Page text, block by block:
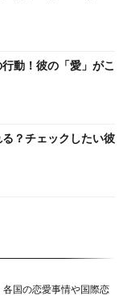
動！彼の「愛」がこ
？チェックしたい彼
国の恋愛事情や国際恋